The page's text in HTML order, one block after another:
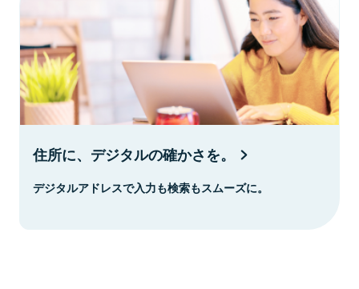
住所に、デジタルの確かさを。
デジタルアドレスで入力も検索もスムーズに。